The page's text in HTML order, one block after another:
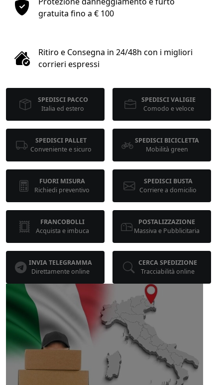
1
kg
cm
calcola
gratuita fino a € 100
Ritiro e Consegna in 24/48h con i migliori
corrieri espressi
SPEDISCI PACCO
Italia ed estero
SPEDISCI VALIGIE
Comodo e veloce
SPEDISCI PALLET
Conveniente e sicuro
SPEDISCI BICICLETTA
Mobilità green
FUORI MISURA
Richiedi preventivo
SPEDISCI BUSTA
Corriere a domicilio
FRANCOBOLLI
Acquista e imbuca
POSTALIZZAZIONE
Massiva e Pubblicitaria
INVIA TELEGRAMMA
Direttamente online
CERCA SPEDIZIONE
Tracciabilità online